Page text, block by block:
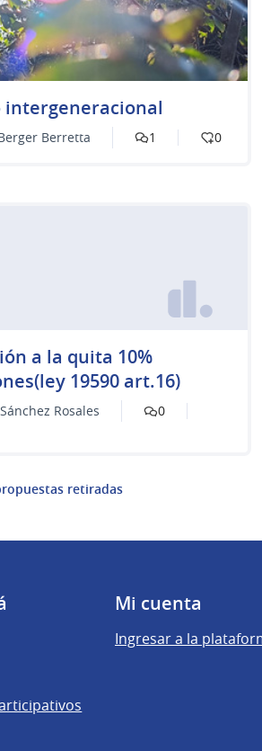
intergeneracional
Berretta 1 0
a la quita 10%
19590 art.16)
Rosales
0
retiradas
Mi cuenta
Ingresar a la